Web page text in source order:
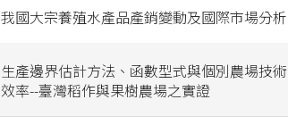
我國大宗養殖水產品產銷變動及國際市場分析
生產邊界估計方法、函數型式與個別農場技術
效率--臺灣稻作與果樹農場之實證